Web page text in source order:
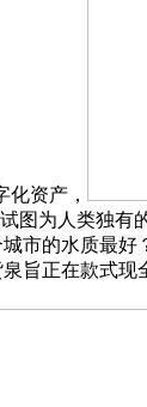
资产，
为人类独
市的水质最
旨正在款式